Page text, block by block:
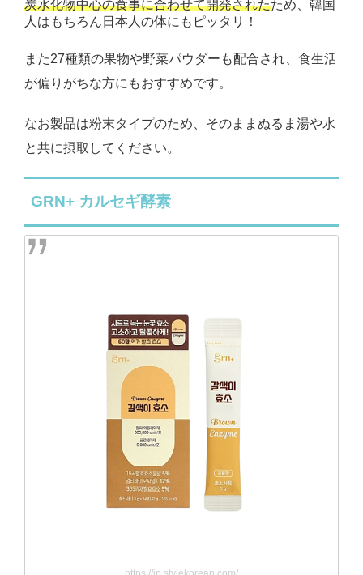
炭水化物中心の食事に合わせて開発されたため、韓国
人はもちろん日本人の体にもピッタリ！
また27種類の果物や野菜パウダーも配合され、食生活
が偏りがちな方にもおすすめです。
なお製品は粉末タイプのため、そのままぬるま湯や水
と共に摂取してください。
GRN+ カルセギ酵素